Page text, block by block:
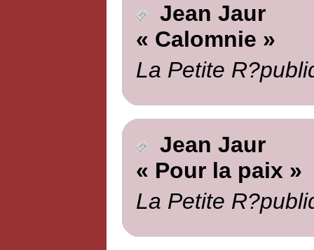
Jean Jaur
« Calomnie »
La Petite
Jean Jaur
« Pour la paix »
La Petite